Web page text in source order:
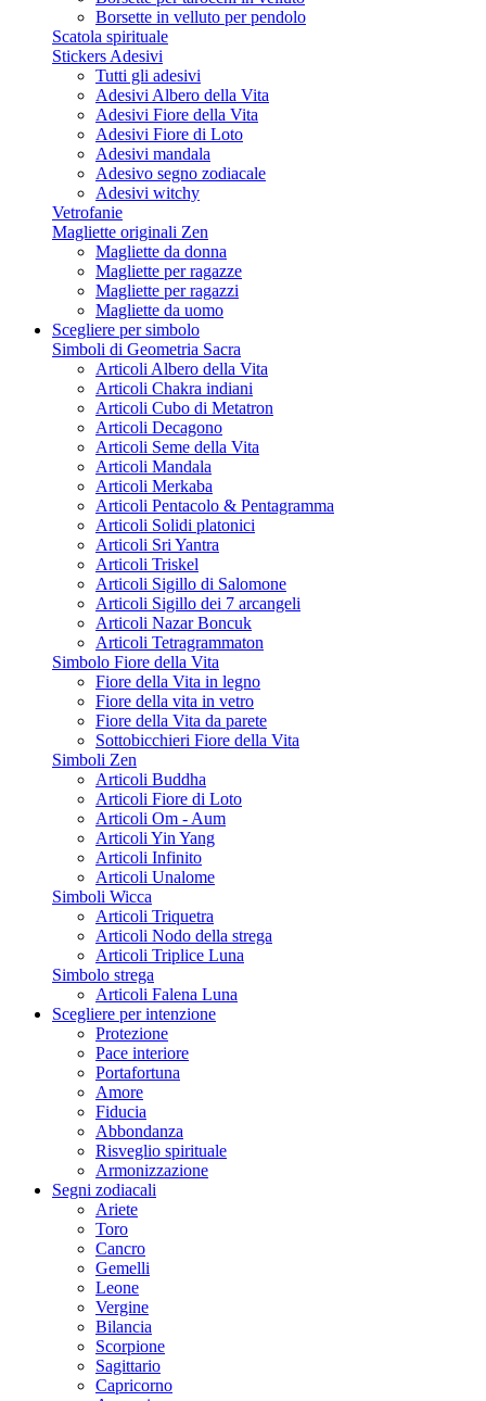
Borsette in velluto per pendolo
Scatola spirituale
Stickers Adesivi
Tutti gli adesivi
Adesivi Albero della Vita
Adesivi Fiore della Vita
Adesivi Fiore di Loto
Adesivi mandala
Adesivo segno zodiacale
Adesivi witchy
Vetrofanie
Magliette originali Zen
Magliette da donna
Magliette per ragazze
Magliette per ragazzi
Magliette da uomo
Scegliere per simbolo
Simboli di Geometria Sacra
Articoli Albero della Vita
Articoli Chakra indiani
Articoli Cubo di Metatron
Articoli Decagono
Articoli Seme della Vita
Articoli Mandala
Articoli Merkaba
Articoli Pentacolo & Pentagramma
Articoli Solidi platonici
Articoli Sri Yantra
Articoli Triskel
Articoli Sigillo di Salomone
Articoli Sigillo dei 7 arcangeli
Articoli Nazar Boncuk
Articoli Tetragrammaton
Simbolo Fiore della Vita
Fiore della Vita in legno
Fiore della vita in vetro
Fiore della Vita da parete
Sottobicchieri Fiore della Vita
Simboli Zen
Articoli Buddha
Articoli Fiore di Loto
Articoli Om - Aum
Articoli Yin Yang
Articoli Infinito
Articoli Unalome
Simboli Wicca
Articoli Triquetra
Articoli Nodo della strega
Articoli Triplice Luna
Simbolo strega
Articoli Falena Luna
Scegliere per intenzione
Protezione
Pace interiore
Portafortuna
Amore
Fiducia
Abbondanza
Risveglio spirituale
Armonizzazione
Segni zodiacali
Ariete
Toro
Cancro
Gemelli
Leone
Vergine
Bilancia
Scorpione
Sagittario
Capricorno